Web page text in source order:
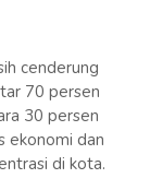
cenderung
70 persen
30 persen
ekonomi dan
di kota.